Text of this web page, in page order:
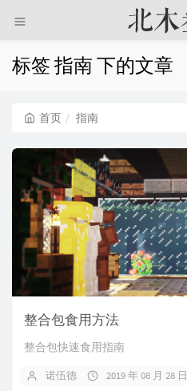
标签 指南 下的文章
首页 指南
整合包食用方法
整合包快速食用指南
诺伍德 2019 年 08 月 28 日